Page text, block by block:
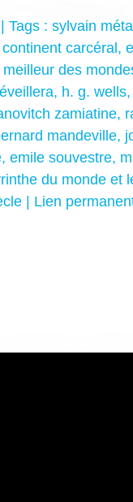
| Tags : sylvain
continent carcéral ,
meilleur des
, h. g. wells
zamiatine,
mandeville,
, emile souvestre,
du monde et
Lien